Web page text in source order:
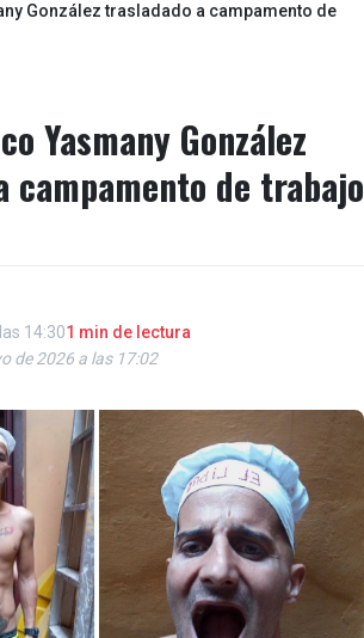
González trasladado a campamento de
Yasmany González
campamento de trabajo
14:301 min de lectura
de 2026 a las 17:02